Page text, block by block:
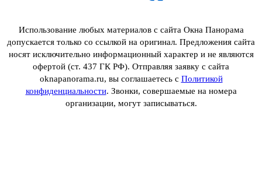
Использование любых материалов с сайта Окна Панорама
допускается только со ссылкой на оригинал. Предложения сайта
носят исключительно информационный характер и не являются
офертой (ст. 437 ГК РФ). Отправляя заявку с сайта
oknapanorama.ru, вы соглашаетесь с Политикой
конфиденциальности. Звонки, совершаемые на номера
организации, могут записываться.